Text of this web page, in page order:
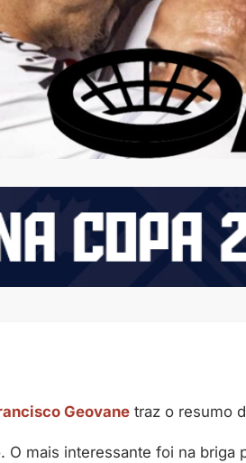
Geovane traz o resumo
mais interessante foi na